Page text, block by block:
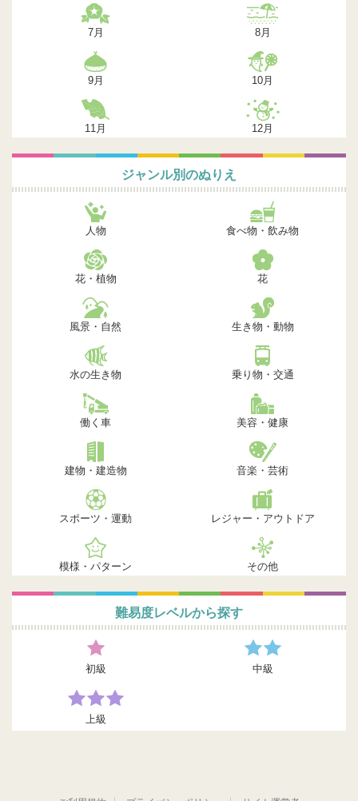
7月 8月
9月 10月
11月 12月
ジャンル別のぬりえ
人物 食べ物・飲み物
花・植物 花
風景・自然 生き物・動物
水の生き物 乗り物・交通
働く車 美容・健康
建物・建造物 音楽・芸術
スポーツ・運動 レジャー・アウトドア
模様・パターン その他
難易度レベルから探す
初級 中級
上級